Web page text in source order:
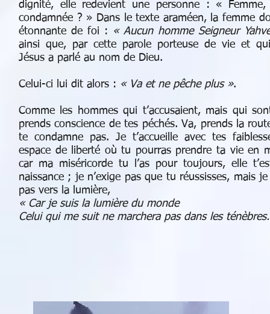
dignité, elle redevient une personne : « Femme,
condamnée ? » Dans le texte araméen, la femme
étonnante de foi :
« Aucun homme Seigneur
ainsi que, par cette parole porteuse de vie et
Jésus a parlé au nom de Dieu.
Celui-ci lui dit alors : « Va et ne pêche plus ».
Comme les hommes qui t’accusaient, mais qui
prends conscience de tes péchés. Va, prends la
te condamne pas. Je t’accueille avec tes
espace de liberté où tu pourras prendre ta vie en
car ma miséricorde tu l’as pour toujours, elle
naissance ; je n’exige pas que tu réussisses, mais
pas vers la lumière,
« Car je suis la lumière du monde
Celui qui me suit ne marchera pas dans les